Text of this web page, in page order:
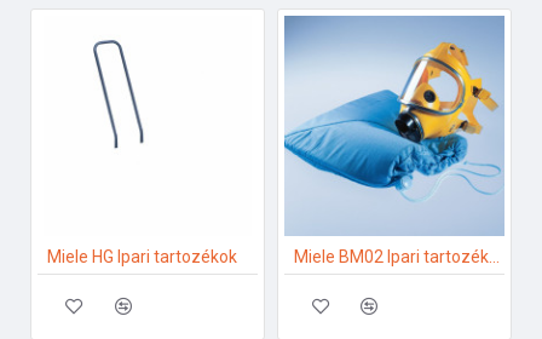
Miele HG Ipari tartozékok Miele BM02 Ipari tartozékok